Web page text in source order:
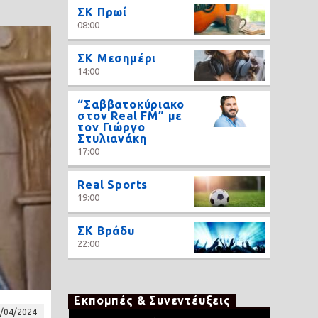
04/2024
ΣΚ Πρωί
08:00
ΣΚ Μεσημέρι
14:00
“Σαββατοκύριακο
στον Real FM” με
τον Γιώργο
Στυλιανάκη
17:00
Real Sports
19:00
ΣΚ Βράδυ
22:00
Εκπομπές & Συνεντέυξεις